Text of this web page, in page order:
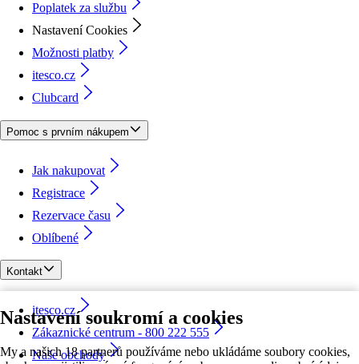
Nastavení soukromí a cookies
My a našich 18 partnerů používáme nebo ukládáme soubory cookies,
Poplatek za službu
Nastavení Cookies
Možnosti platby
itesco.cz
Clubcard
Pomoc s prvním nákupem
Jak nakupovat
Registrace
Rezervace času
Oblíbené
Kontakt
itesco.cz
Zákaznické centrum - 800 222 555
Naše obchody